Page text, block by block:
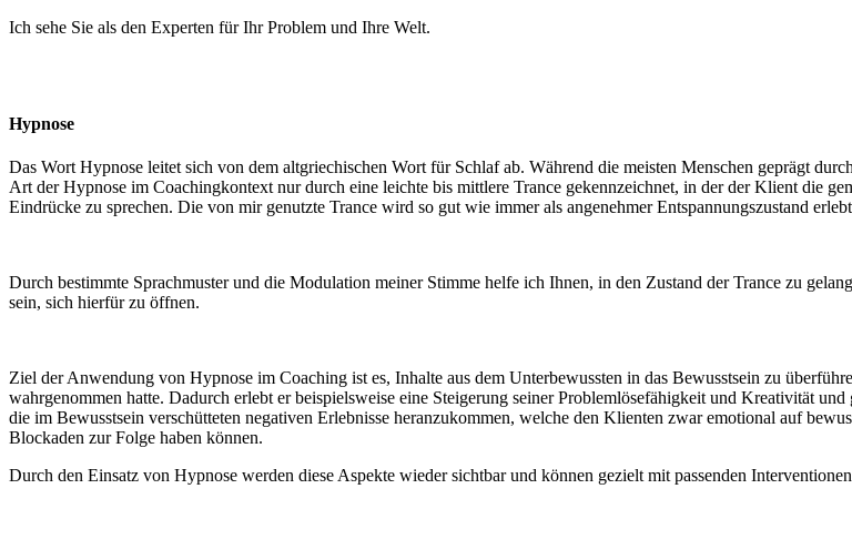
Ich sehe Sie als den Experten für Ihr Problem und Ihre Welt.
Hypnose
Das Wort Hypnose leitet sich von dem altgriechischen Wort für Schlaf ab. Während die meisten Menschen geprägt
Art der Hypnose im Coachingkontext nur durch eine leichte bis mittlere Trance gekennzeichnet, in der der Klient die
Eindrücke zu sprechen. Die von mir genutzte Trance wird so gut wie immer als angenehmer Entspannungszustand
Durch bestimmte Sprachmuster und die Modulation meiner Stimme helfe ich Ihnen, in den Zustand der Trance zu
sein, sich hierfür zu öffnen.
Ziel der Anwendung von Hypnose im Coaching ist es, Inhalte aus dem Unterbewussten in das Bewusstsein zu
wahrgenommen hatte. Dadurch erlebt er beispielsweise eine Steigerung seiner Problemlösefähigkeit und Kreativität
die im Bewusstsein verschütteten negativen Erlebnisse heranzukommen, welche den Klienten zwar emotional auf
Blockaden zur Folge haben können.
Durch den Einsatz von Hypnose werden diese Aspekte wieder sichtbar und können gezielt mit passenden